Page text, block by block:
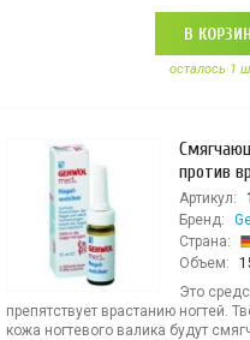
В
осталось 1
против
Артикул:
Бренд:
Страна:
Объем:
Это
препятствует врастанию ногтей.
кожа ногтевого валика будут